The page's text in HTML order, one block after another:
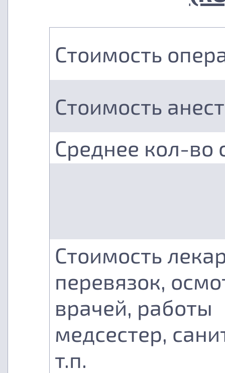
Стоимость
Стоимость
Среднее кол-во
Стоимость
перевязок,
врачей, работы
медсестер,
т.п.